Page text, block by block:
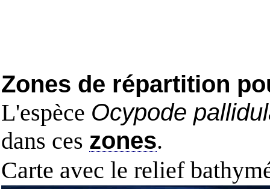
Zones de répartition
L'espèce Ocypode
dans ces zones.
Carte avec le relief